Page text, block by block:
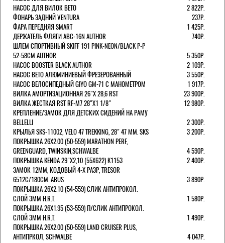
НАСОС ДЛЯ ВИЛОК ВЕТО
2 822Р.
ФОНАРЬ ЗАДНИЙ VENTURA
237Р.
ФАРА ПЕРЕДНЯЯ SMART
1 425Р.
ДЕРЖАТЕЛЬ ФЛЯГИ ABC-16N AUTHOR
740Р.
ШЛЕМ СПОРТИВНЫЙ SKIFF 191 PINK-NEON/BLACK Р-Р
52-58СМ AUTHOR
5 350Р.
НАСОС BOOSTER BLACK AUTHOR
2 109Р.
НАСОС BETO АЛЮМИНИЕВЫЙ ФРЕЗЕРОВАННЫЙ
3 550Р.
НАСОС ВЕЛОСИПЕДНЫЙ GIYO GM-71 С МАНОМЕТРОМ
1 917Р.
ВИЛКА АМОРТИЗАЦИОННАЯ 26"Х 28,6 RST
23 900Р.
ВИЛКА ЖЕСТКАЯ RST RF-M7 28"Х1 1/8"
12 980Р.
КРЕПЛЕНИЕ/ЗАМОК ДЛЯ ДЕТСКИХ СИДЕНИЙ НА РАМУ
BELLELLI
2 300Р.
КРЫЛЬЯ SKS-11002, VELO 47 TREKKING, 28" 47 ММ. SKS
3 200Р.
ПОКРЫШКА 26X2.00 (50-559) MARATHON PERF,
GREENGUARD, TWINSKIN,SCHWALBE
4 590Р.
ПОКРЫШКА KENDA 29"Х2,10 (55X622) K1153
2 400Р.
ЗАМОК 12ММ, КОДОВЫЙ 4-Х РАЗР, TRESOR
6512C/180СМ. ABUS
3 890Р.
ПОКРЫШКА 26X2.10 (54-559) СЛИК АНТИПРОКОЛ.
СЛОЙ 3ММ H.R.T.
1 580Р.
ПОКРЫШКА 26X1.95 (53-559) П/СЛИК АНТИПРОКОЛ.
СЛОЙ 3ММ H.R.T.
1 490Р.
ПОКРЫШКА 26X2.00 (50-559) LAND CRUISER PLUS,
АНТИПРКОЛ, SCHWALBE
4 047Р.